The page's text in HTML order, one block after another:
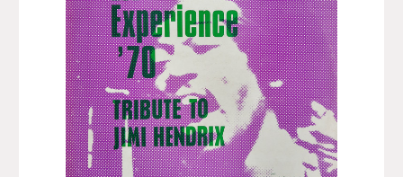
o
s
s
R
e
v
e
n